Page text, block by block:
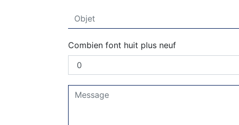
Combien font huit plus neuf